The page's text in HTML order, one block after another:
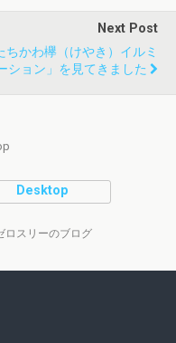
Next Post
ちかわ欅（けやき）イルミ
ション」を見てきました
Desktop
ロスリーのブログ